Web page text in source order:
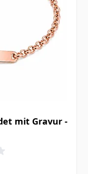
mit Gravur -